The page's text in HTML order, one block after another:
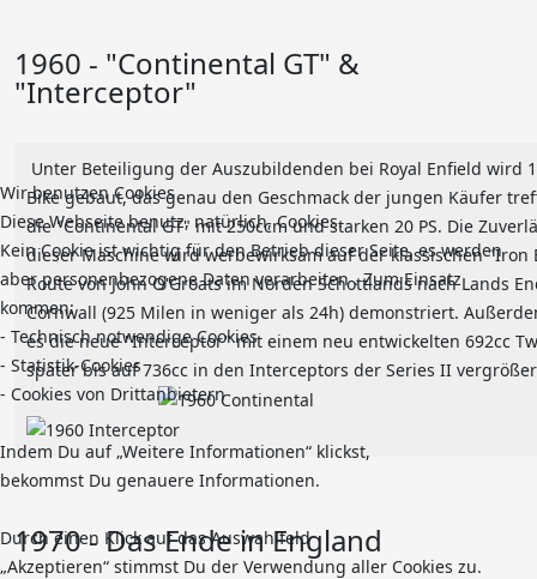
1960 - "Continental GT" &
"Interceptor"
Unter Beteiligung der Auszubildenden bei Royal Enfield wird
Bike gebaut, das genau den Geschmack der jungen Käufer
die "Continental GT" mit 250ccm und starken 20 PS. Die
dieser Maschine wird werbewirksam auf der klassischen "Iron
Route von John O'Groats im Norden Schottlands nach Lands
Cornwall (925 Milen in weniger als 24h) demonstriert.
es die neue "Interceptor" mit einem neu entwickelten 692cc
später bis auf 736cc in den Interceptors der Series II
1970 - Das Ende in England
Wir benutzen Cookies
Diese Webseite benutz, natürlich, Cookies.
Kein Cookie ist wichtig für den Betrieb dieser Seite, es werden
aber personenbezogene Daten verarbeiten . Zum Einsatz
kommen:
- Technisch notwendige Cookies
- Statistik-Cookies
- Cookies von Drittanbietern
Indem Du auf „Weitere Informationen“ klickst,
bekommst Du genauere Informationen.
Durch einen Klick auf das Auswahlfeld
„Akzeptieren“ stimmst Du der Verwendung aller Cookies zu.